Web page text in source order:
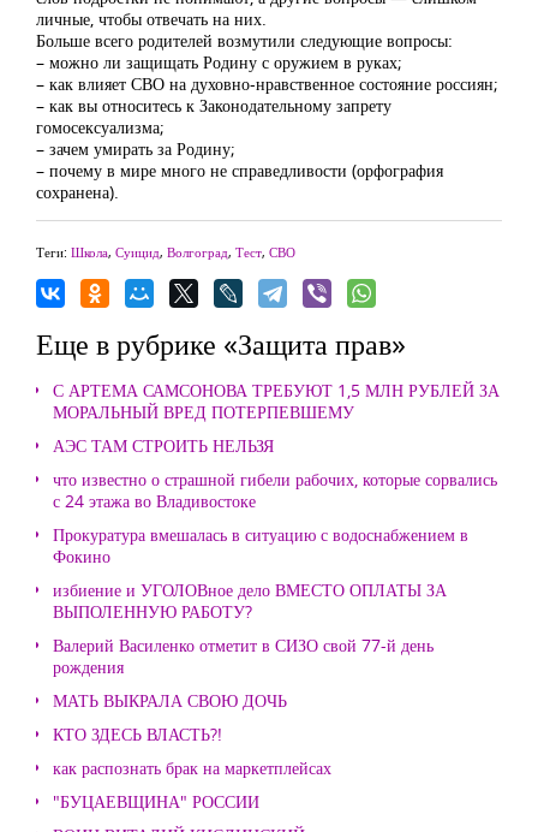
личные, чтобы отвечать на них.
Больше всего родителей возмутили следующие вопросы:
– можно ли защищать Родину с оружием в руках;
– как влияет СВО на духовно-нравственное состояние россиян;
– как вы относитесь к Законодательному запрету
гомосексуализма;
– зачем умирать за Родину;
– почему в мире много не справедливости (орфография
сохранена).
Теги: Школа, Суицид, Волгоград, Тест, СВО
Еще в рубрике «Защита прав»
С АРТЕМА САМСОНОВА ТРЕБУЮТ 1,5 МЛН РУБЛЕЙ ЗА
МОРАЛЬНЫЙ ВРЕД ПОТЕРПЕВШЕМУ
АЭС ТАМ СТРОИТЬ НЕЛЬЗЯ
что известно о страшной гибели рабочих, которые сорвались
с 24 этажа во Владивостоке
Прокуратура вмешалась в ситуацию с водоснабжением в
Фокино
избиение и УГОЛОВное дело ВМЕСТО ОПЛАТЫ ЗА
ВЫПОЛЕННУЮ РАБОТУ?
Валерий Василенко отметит в СИЗО свой 77-й день
рождения
МАТЬ ВЫКРАЛА СВОЮ ДОЧЬ
КТО ЗДЕСЬ ВЛАСТЬ?!
как распознать брак на маркетплейсах
"БУЦАЕВЩИНА" РОССИИ